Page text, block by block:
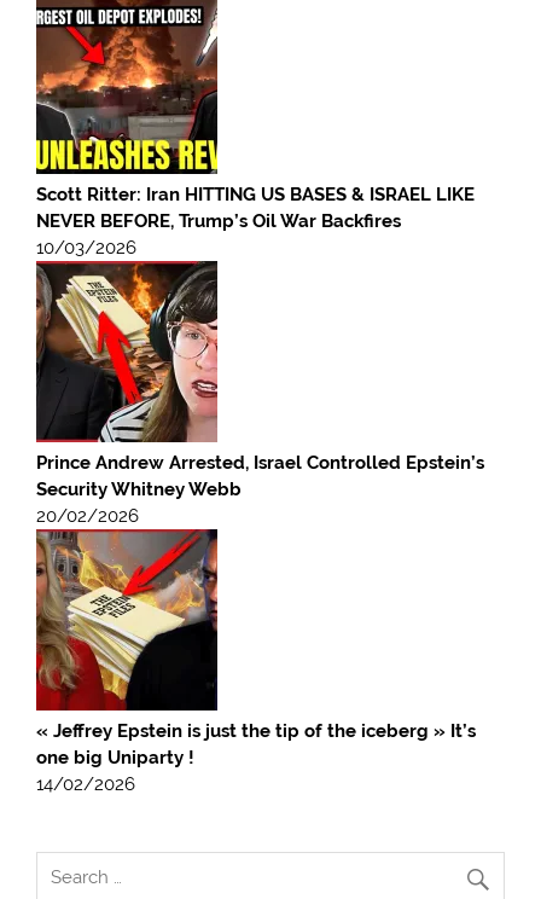
Scott Ritter: Iran HITTING US BASES & ISRAEL LIKE
NEVER BEFORE, Trump’s Oil War Backfires
10/03/2026
Prince Andrew Arrested, Israel Controlled Epstein’s
Security Whitney Webb
20/02/2026
« Jeffrey Epstein is just the tip of the iceberg » It’s
one big Uniparty !
14/02/2026